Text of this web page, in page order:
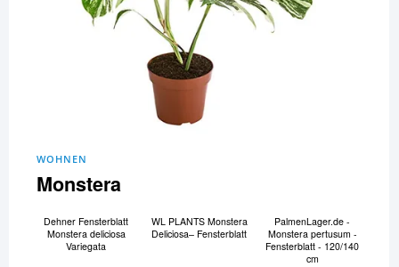
WOHNEN
Monstera
Dehner Fensterblatt
Monstera deliciosa
Variegata
WL PLANTS Monstera
Deliciosa– Fensterblatt
PalmenLager.de -
Monstera pertusum -
Fensterblatt - 120/140
cm